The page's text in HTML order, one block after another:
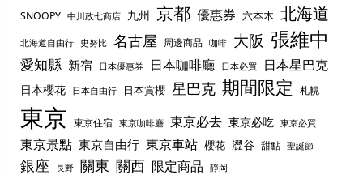
SNOOPY 中川政七商店 九州 京都 優惠券 六本木 北海道
北海道自由行 史努比 名古屋 周邊商品 咖啡 大阪 張維中
愛知縣 新宿 日本優惠券 日本咖啡廳 日本必買 日本星巴克
日本櫻花 日本自由行 日本賞櫻 星巴克 期間限定 札幌
東京 東京住宿 東京咖啡廳 東京必去 東京必吃 東京必買
東京景點 東京自由行 東京車站 櫻花 澀谷 甜點 聖誕節
銀座 長野 關東 關西 限定商品 靜岡